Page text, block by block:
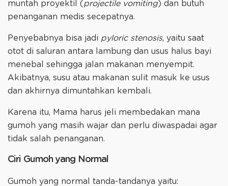
muntah proyektil (projectile vomiting) dan butuh
penanganan medis secepatnya.
Penyebabnya bisa jadi pyloric stenosis, yaitu saat
otot di saluran antara lambung dan usus halus bayi
menebal sehingga jalan makanan menyempit.
Akibatnya, susu atau makanan sulit masuk ke usus
dan akhirnya dimuntahkan kembali.
Karena itu, Mama harus jeli membedakan mana
gumoh yang masih wajar dan perlu diwaspadai agar
tidak salah penanganan.
Ciri Gumoh yang Normal
Gumoh yang normal tanda-tandanya yaitu: